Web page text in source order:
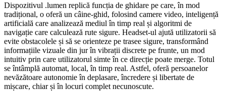
Dispozitivul .lumen replică funcția de ghidare pe care, în mod
tradițional, o oferă un câine-ghid, folosind camere video, inteligență
artificială care analizează mediul în timp real și algoritmi de
navigație care calculează rute sigure. Headset-ul ajută utilizatorii să
evite obstacolele și să se orienteze pe trasee sigure, transformând
informațiile vizuale din jur în vibrații discrete pe frunte, un mod
intuitiv prin care utilizatorul simte în ce direcție poate merge. Totul
se întâmplă automat, local, în timp real. Astfel, oferă persoanelor
nevăzătoare autonomie în deplasare, încredere și libertate de
mișcare, chiar și în locuri complet necunoscute.